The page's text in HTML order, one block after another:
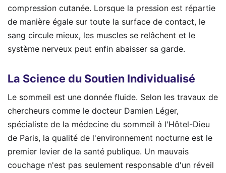
compression cutanée. Lorsque la pression est répartie
de manière égale sur toute la surface de contact, le
sang circule mieux, les muscles se relâchent et le
système nerveux peut enfin abaisser sa garde.
La Science du Soutien Individualisé
Le sommeil est une donnée fluide. Selon les travaux de
chercheurs comme le docteur Damien Léger,
spécialiste de la médecine du sommeil à l'Hôtel-Dieu
de Paris, la qualité de l'environnement nocturne est le
premier levier de la santé publique. Un mauvais
couchage n'est pas seulement responsable d'un réveil